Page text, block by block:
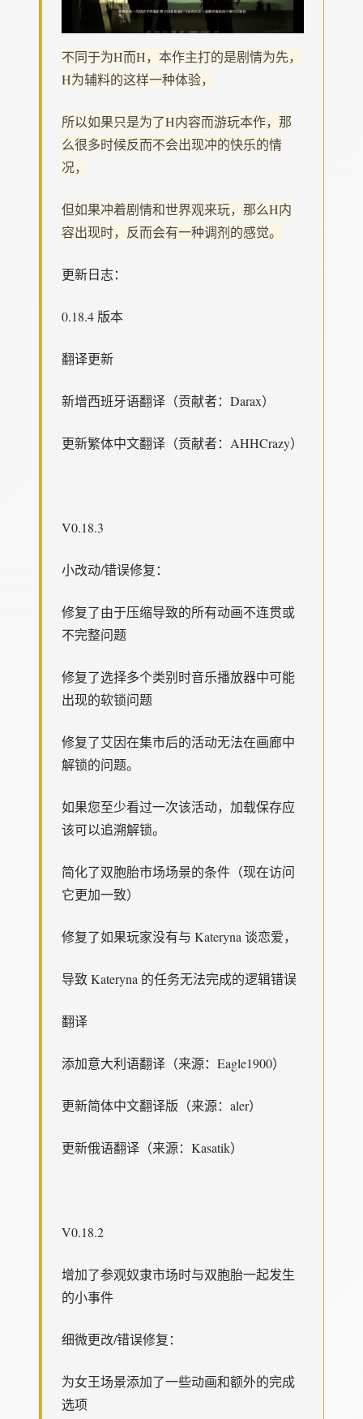
不同于为H而H，本作主打的是剧情为先，
H为辅料的这样一种体验，
所以如果只是为了H内容而游玩本作，那
么很多时候反而不会出现冲的快乐的情
况，
但如果冲着剧情和世界观来玩，那么H内
容出现时，反而会有一种调剂的感觉。
更新日志：
0.18.4 版本
翻译更新
新增西班牙语翻译（贡献者：Darax）
更新繁体中文翻译（贡献者：AHHCrazy）
V0.18.3
小改动/错误修复：
修复了由于压缩导致的所有动画不连贯或
不完整问题
修复了选择多个类别时音乐播放器中可能
出现的软锁问题
修复了艾因在集市后的活动无法在画廊中
解锁的问题。
如果您至少看过一次该活动，加载保存应
该可以追溯解锁。
简化了双胞胎市场场景的条件（现在访问
它更加一致）
修复了如果玩家没有与 Kateryna 谈恋爱，
导致 Kateryna 的任务无法完成的逻辑错误
翻译
添加意大利语翻译（来源：Eagle1900）
更新简体中文翻译版（来源：aler）
更新俄语翻译（来源：Kasatik）
V0.18.2
增加了参观奴隶市场时与双胞胎一起发生
的小事件
细微更改/错误修复：
为女王场景添加了一些动画和额外的完成
选项